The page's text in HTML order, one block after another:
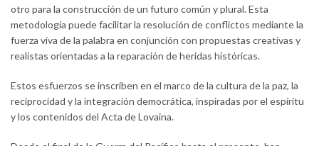
otro para la construcción de un futuro común y plural. Esta
metodología puede facilitar la resolución de conflictos mediante la
fuerza viva de la palabra en conjunción con propuestas creativas y
realistas orientadas a la reparación de heridas históricas.
Estos esfuerzos se inscriben en el marco de la cultura de la paz, la
reciprocidad y la integración democrática, inspiradas por el espíritu
y los contenidos del Acta de Lovaina.